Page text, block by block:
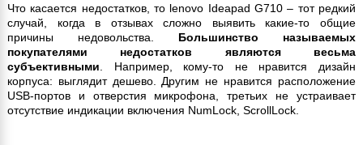
Что касается недостатков, то lenovo Ideapad G710 – тот редкий
случай, когда в отзывах сложно выявить какие-то общие
причины недовольства. Большинство называемых
покупателями недостатков являются весьма
субъективными . Например, кому-то не нравится дизайн
корпуса: выглядит дешево. Другим не нравится расположение
USB-портов и отверстия микрофона, третьих не устраивает
отсутствие индикации включения NumLock, ScrollLock.